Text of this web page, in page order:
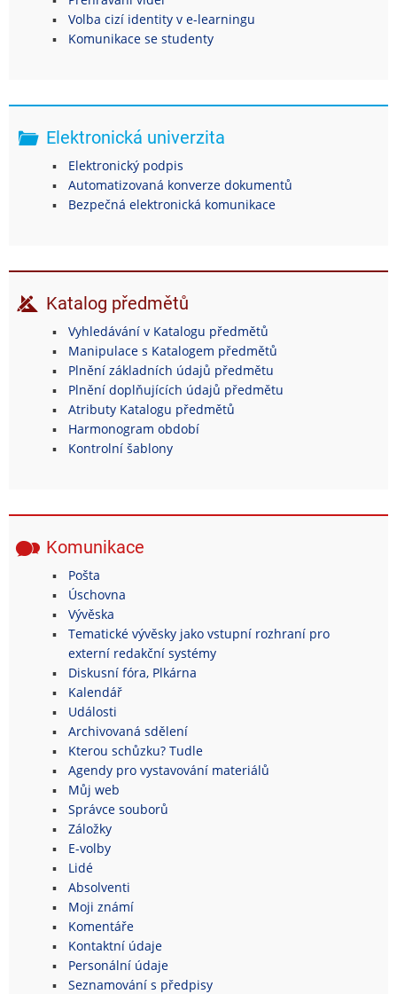
Volba cizí identity v e-learningu
Komunikace se studenty
Elektronická univerzita
Elektronický podpis
Automatizovaná konverze dokumentů
Bezpečná elektronická komunikace
Katalog předmětů
Vyhledávání v Katalogu předmětů
Manipulace s Katalogem předmětů
Plnění základních údajů předmětu
Plnění doplňujících údajů předmětu
Atributy Katalogu předmětů
Harmonogram období
Kontrolní šablony
Komunikace
Pošta
Úschovna
Vývěska
Tematické vývěsky jako vstupní rozhraní pro
externí redakční systémy
Diskusní fóra, Plkárna
Kalendář
Události
Archivovaná sdělení
Kterou schůzku? Tudle
Agendy pro vystavování materiálů
Můj web
Správce souborů
Záložky
E-volby
Lidé
Absolventi
Moji známí
Komentáře
Kontaktní údaje
Personální údaje
Seznamování s předpisy